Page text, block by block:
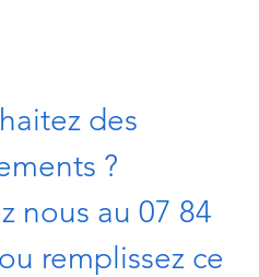
des
?
nous au 07 84
remplissez ce